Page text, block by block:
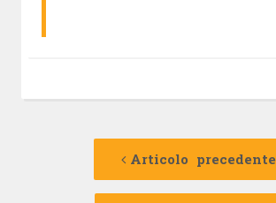
Navigazione
Articolo precedente